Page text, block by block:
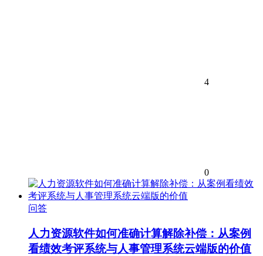
4
0
问答
人力资源软件如何准确计算解除补偿：从案例
看绩效考评系统与人事管理系统云端版的价值